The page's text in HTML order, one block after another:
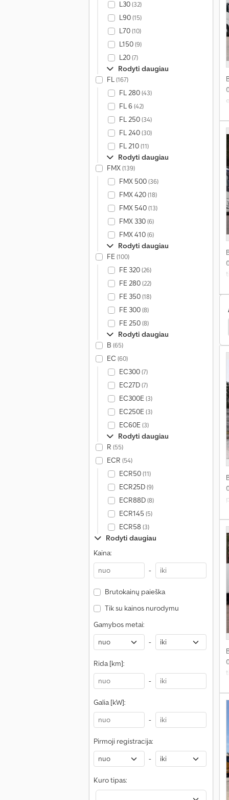
L30(32)
L90(15)
L70(10)
L150(9)
L20(7)
Rodyti daugiau
FL(167)
FL 280(43)
FL 6(42)
FL 250(34)
FL 240(30)
FL 210(11)
Rodyti daugiau
FMX(139)
FMX 500(36)
FMX 420(18)
FMX 540(13)
FMX 330(6)
FMX 410(6)
Rodyti daugiau
FE(100)
FE 320(26)
FE 280(22)
FE 350(18)
FE 300(8)
FE 250(8)
Rodyti daugiau
B (65)
EC (60)
EC300(7)
EC27D(7)
EC300E(3)
EC250E(3)
EC60E(3)
Rodyti daugiau
R (55)
ECR (54)
ECR50(11)
ECR25D(9)
ECR88D(8)
ECR145 (5)
ECR58 (3)
Rodyti daugiau
Kaina:
-
Brutokainų paieška
Tik su kainos nurodymu
Gamybos metai:
-
Rida [km]:
-
Galia [kW]:
-
Pirmoji registracija:
-
Kuro tipas:
Ford Standartinis Vilkikas